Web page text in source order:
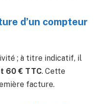
d’un compteur
; à titre indicatif, il
60 € TTC. Cette
facture.